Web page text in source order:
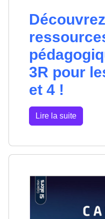
3R pour
et 4 !
Lire la suite